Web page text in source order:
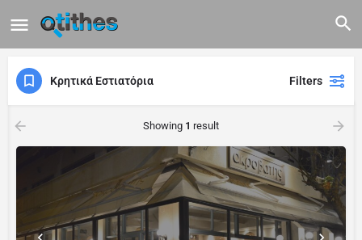
Κρητικά Εστιατόρια Filters
Showing 1 result